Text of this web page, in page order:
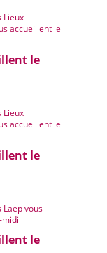
le
Lieux
accueillent le
le
Lieux
accueillent le
le
Laep vous